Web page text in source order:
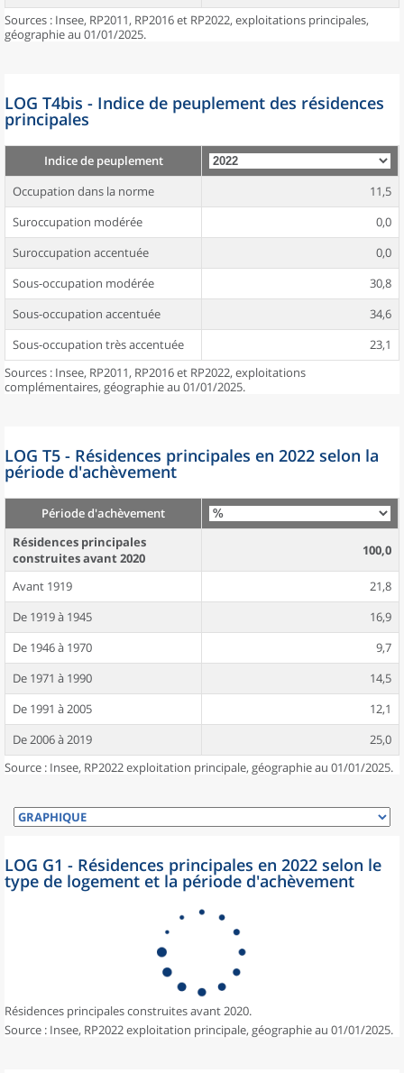
Sources : Insee, RP2011, RP2016 et RP2022, exploitations principales,
géographie au 01/01/2025.
LOG T4bis - Indice de peuplement des résidences
principales
Indice de peuplement
Occupation dans la norme
11,5
Suroccupation modérée
0,0
Suroccupation accentuée
0,0
Sous-occupation modérée
30,8
Sous-occupation accentuée
34,6
Sous-occupation très accentuée
23,1
Sources : Insee, RP2011, RP2016 et RP2022, exploitations
complémentaires, géographie au 01/01/2025.
LOG T5 - Résidences principales en 2022 selon la
période d'achèvement
Période d'achèvement
Résidences principales
construites avant 2020
100,0
Avant 1919
21,8
De 1919 à 1945
16,9
De 1946 à 1970
9,7
De 1971 à 1990
14,5
De 1991 à 2005
12,1
De 2006 à 2019
25,0
Source : Insee, RP2022 exploitation principale, géographie au 01/01/2025.
LOG G1 - Résidences principales en 2022 selon le
type de logement et la période d'achèvement
Résidences principales construites avant 2020.
Source : Insee, RP2022 exploitation principale, géographie au 01/01/2025.